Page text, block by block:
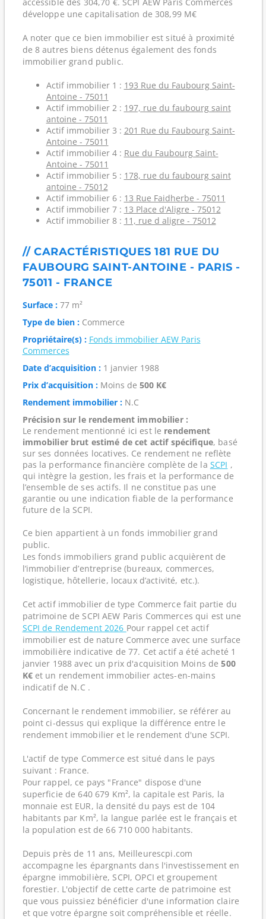
développe une capitalisation de 308,99 M€
A noter que ce bien immobilier est situé à proximité
de 8 autres biens détenus également des fonds
immobilier grand public.
Actif immobilier 1 : 193 Rue du Faubourg Saint-
Antoine - 75011
Actif immobilier 2 : 197, rue du faubourg saint
antoine - 75011
Actif immobilier 3 : 201 Rue du Faubourg Saint-
Antoine - 75011
Actif immobilier 4 : Rue du Faubourg Saint-
Antoine - 75011
Actif immobilier 5 : 178, rue du faubourg saint
antoine - 75012
Actif immobilier 6 : 13 Rue Faidherbe - 75011
Actif immobilier 7 : 13 Place d'Aligre - 75012
Actif immobilier 8 : 11, rue d aligre - 75012
// CARACTÉRISTIQUES 181 RUE DU
FAUBOURG SAINT-ANTOINE - PARIS -
75011 - FRANCE
Surface :77 m²
Type de bien :Commerce
Propriétaire(s) : Fonds immobilier AEW Paris
Commerces
Date d’acquisition :1 janvier 1988
Prix d’acquisition :Moins de 500 K€
Rendement immobilier :N.C
Précision sur le rendement immobilier :
Le rendement mentionné ici est le rendement
immobilier brut estimé de cet actif spécifique, basé
sur ses données locatives. Ce rendement ne reflète
pas la performance financière complète de la SCPI ,
qui intègre la gestion, les frais et la performance de
l’ensemble de ses actifs. Il ne constitue pas une
garantie ou une indication fiable de la performance
future de la SCPI.
Ce bien appartient à un fonds immobilier grand
public.
Les fonds immobiliers grand public acquièrent de
l’immobilier d’entreprise (bureaux, commerces,
logistique, hôtellerie, locaux d’activité, etc.).
Cet actif immobilier de type Commerce fait partie du
patrimoine de SCPI AEW Paris Commerces qui est une
SCPI de Rendement 2026 Pour rappel cet actif
immobilier est de nature Commerce avec une surface
immobilière indicative de 77. Cet actif a été acheté 1
janvier 1988 avec un prix d'acquisition Moins de500
K€et un rendement immobilier actes-en-mains
indicatif de N.C .
Concernant le rendement immobilier, se référer au
point ci-dessus qui explique la différence entre le
rendement immobilier et le rendement d'une SCPI.
L'actif de type Commerce est situé dans le pays
suivant : France.
Pour rappel, ce pays "France" dispose d'une
superficie de 640 679 Km², la capitale est Paris, la
monnaie est EUR, la densité du pays est de 104
habitants par Km², la langue parlée est le français et
la population est de 66 710 000 habitants.
Depuis près de 11 ans, Meilleurescpi.com
accompagne les épargnants dans l'investissement en
épargne immobilière, SCPI, OPCI et groupement
forestier. L'objectif de cette carte de patrimoine est
que vous puissiez bénéficier d'une information claire
et que votre épargne soit compréhensible et réelle.